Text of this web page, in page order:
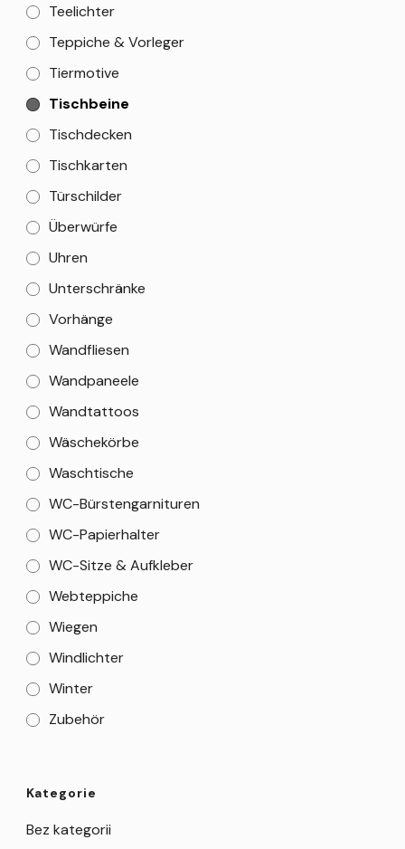
Teelichter
Teppiche & Vorleger
Tiermotive
Tischbeine
Tischdecken
Tischkarten
Türschilder
Überwürfe
Uhren
Unterschränke
Vorhänge
Wandfliesen
Wandpaneele
Wandtattoos
Wäschekörbe
Waschtische
WC-Bürstengarnituren
WC-Papierhalter
WC-Sitze & Aufkleber
Webteppiche
Wiegen
Windlichter
Winter
Zubehör
Kategorie
Bez kategorii